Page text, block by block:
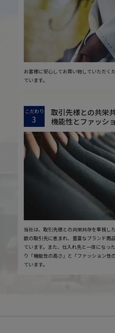
お客様に安心してお買い物していただく
ています。
こだわり
3
取引先様との共栄
機能性とファッシ
当社は、取引先様との共栄共存を重視し
数の取引先に恵まれ、豊富なブランド商
ています。また、仕入れ先と一体になっ
り「機能性の高さ」と「ファッション性
ています。